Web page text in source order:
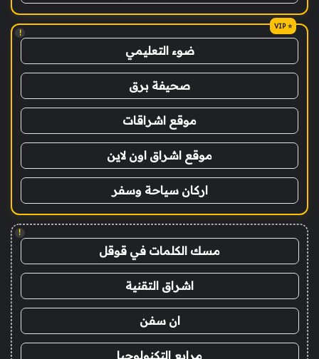
!
ضوء التعليمي
صحيفة برق
موقع اشراقات
موقع اشراق اون لاين
اركان سياحة وسفر
!
مسك الكلمات في قوقل
اشراق التقنية
ان سفن
مرابع التكنولوجيا